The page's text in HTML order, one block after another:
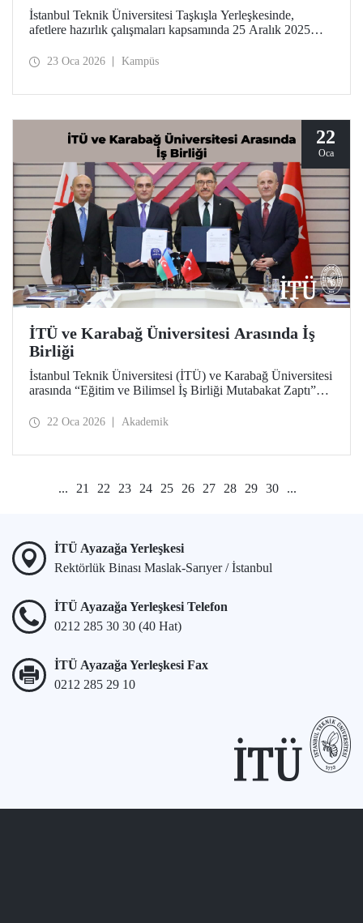
İstanbul Teknik Üniversitesi Taşkışla Yerleşkesinde,
afetlere hazırlık çalışmaları kapsamında 25 Aralık 2025
olası bir deprem anında bina tahliye süreçlerinin
23 Oca 2026 Kampüs
22
Oca
İTÜ ve Karabağ Üniversitesi Arasında İş
Birliği
İstanbul Teknik Üniversitesi (İTÜ) ve Karabağ Üniversitesi
arasında “Eğitim ve Bilimsel İş Birliği Mutabakat Zaptı”
bilimsel çalışmalara, bilgi ve materyal paylaşımından çift
güçlendirmek hedeflendi.
22 Oca 2026 Akademik
... 21 22 23 24 25 26 27 28 29 30 ...
İTÜ Ayazağa Yerleşkesi
Rektörlük Binası Maslak-Sarıyer / İstanbul
İTÜ Ayazağa Yerleşkesi Telefon
0212 285 30 30 (40 Hat)
İTÜ Ayazağa Yerleşkesi Fax
0212 285 29 10